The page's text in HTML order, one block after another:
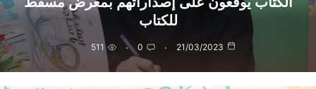
للكتاب
21/03/2023
0
511